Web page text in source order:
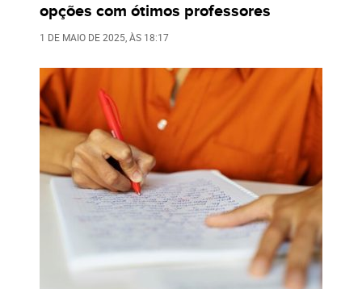
opções com ótimos professores
1 DE MAIO DE 2025, ÀS 18:17